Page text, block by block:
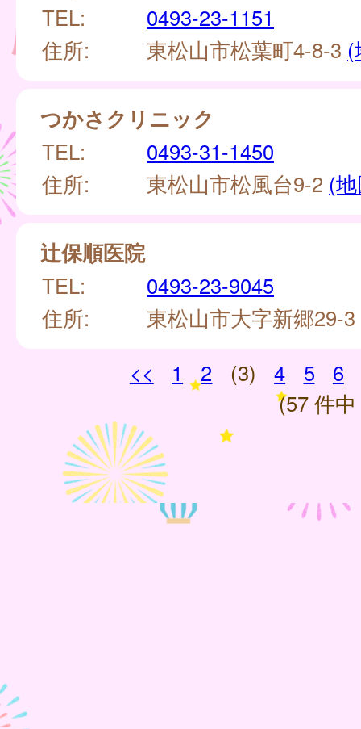
TEL:
0493-23-1151
住所:
東松山市松葉町4-8-3 (
つかさクリニック
TEL:
0493-31-1450
住所:
東松山市松風台9-2 (
辻保順医院
TEL:
0493-23-9045
住所:
東松山市大字新郷29-3
<<
1 2 (3) 4 5
6
(57 件